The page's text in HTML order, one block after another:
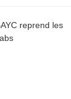
reprend les